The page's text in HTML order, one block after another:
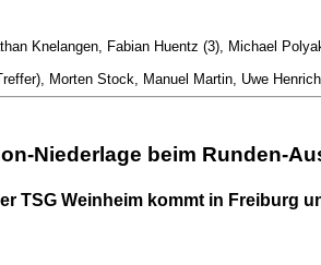
Knelangen, Fabian Huentz (3), Michael
Morten Stock, Manuel Martin, Uwe
Niederlage beim Runden-
TSG Weinheim kommt in Freiburg